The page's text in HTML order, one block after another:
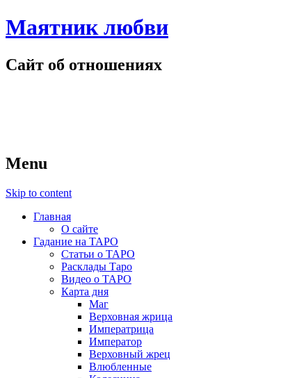
Маятник любви
Сайт об отношениях
Menu
Skip to content
Главная
О сайте
Гадание на ТАРО
Статьи о ТАРО
Расклады Таро
Видео о ТАРО
Карта дня
Маг
Верховная жрица
Императрица
Император
Верховный жрец
Влюбленные